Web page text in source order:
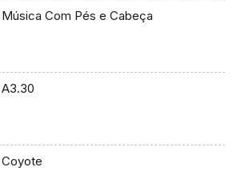
Música Com Pés e Cabeça
A3.30
Coyote